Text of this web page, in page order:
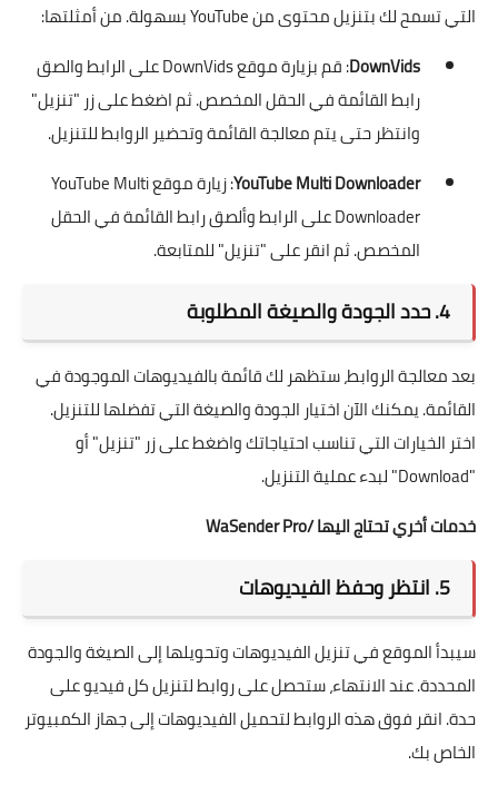
التي تسمح لك بتنزيل محتوى من YouTube بسهولة. من أمثلتها:
DownVids: قم بزيارة موقع DownVids على الرابطوالصق
رابط القائمة في الحقل المخصص. ثم اضغط على زر "تنزيل"
وانتظر حتى يتم معالجة القائمة وتحضير الروابط للتنزيل.
YouTube Multi Downloader
: زيارة موقع YouTube Multi
Downloader على
الرابطوألصق رابط القائمة في الحقل
المخصص. ثم انقر على "تنزيل" للمتابعة.
4. حدد الجودة والصيغة المطلوبة
بعد معالجة الروابط، ستظهر لك قائمة بالفيديوهات الموجودة في
القائمة. يمكنك الآن اختيار الجودة والصيغة التي تفضلها للتنزيل.
اختر الخيارات التي تناسب احتياجاتك واضغط على زر "تنزيل" أو
"Download" لبدء عملية التنزيل.
خدمات أخري تحتاج اليها /WaSender Pro
5. انتظر وحفظ الفيديوهات
سيبدأ الموقع في تنزيل الفيديوهات وتحويلها إلى الصيغة والجودة
المحددة. عند الانتهاء، ستحصل على روابط لتنزيل كل فيديو على
حدة. انقر فوق هذه الروابط لتحميل الفيديوهات إلى جهاز الكمبيوتر
الخاص بك.